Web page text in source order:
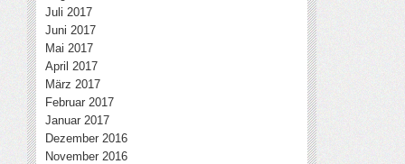
Juli 2017
Juni 2017
Mai 2017
April 2017
März 2017
Februar 2017
Januar 2017
Dezember 2016
November 2016